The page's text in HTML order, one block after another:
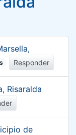
Responder
Risaralda
de